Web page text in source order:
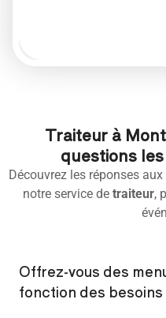
Traiteur à
questions
Découvrez les réponses
notre service de traiteur,
Offrez-vous des
fonction des